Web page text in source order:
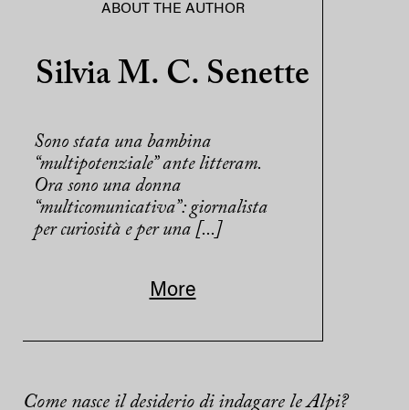
ABOUT THE AUTHOR
Silvia M. C. Senette
Sono stata una bambina
“multipotenziale” ante litteram.
Ora sono una donna
“multicomunicativa”: giornalista
per curiosità e per una [...]
More
Come nasce il desiderio di indagare le Alpi?